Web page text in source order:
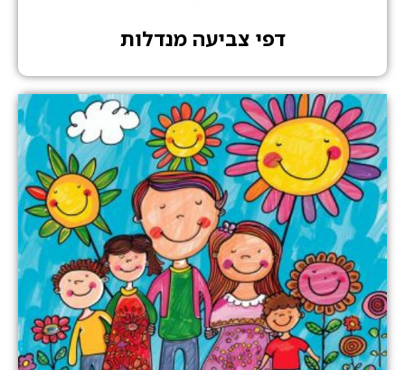
דפי צביעה מנדלות